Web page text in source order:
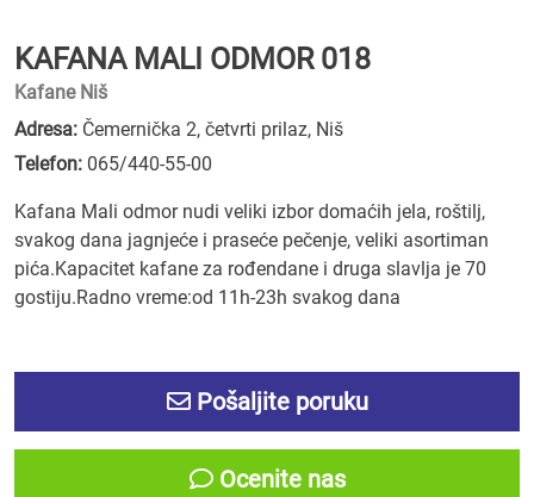
KAFANA MALI ODMOR 018
Kafane Niš
Adresa: Čemernička 2, četvrti prilaz, Niš
Telefon: 065/440-55-00
Kafana Mali odmor nudi veliki izbor domaćih jela, roštilj,
svakog dana jagnjeće i praseće pečenje, veliki asortiman
pića.Kapacitet kafane za rođendane i druga slavlja je 70
gostiju.Radno vreme:od 11h-23h svakog dana
Pošaljite poruku
Ocenite nas